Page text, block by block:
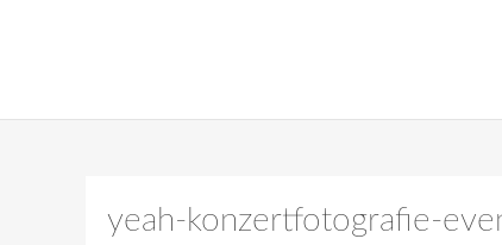
yeah-konzertfotografie-